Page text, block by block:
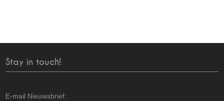
Stay in touch!
E-mail Nieuwsbrief: